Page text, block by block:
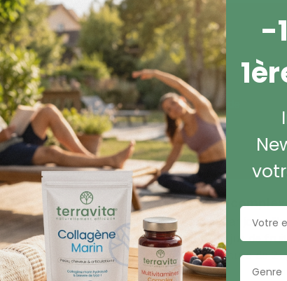
de framboise
en comprimés, seule ou associée en
» minceurs courants (graines de
ou des préparations en poudre
deux
verre
En cure
En unidose
Prendre une unidose par jour
verre d’eau ou dans un jus de
avant emploi. En cure de 21
-
Email
Genre